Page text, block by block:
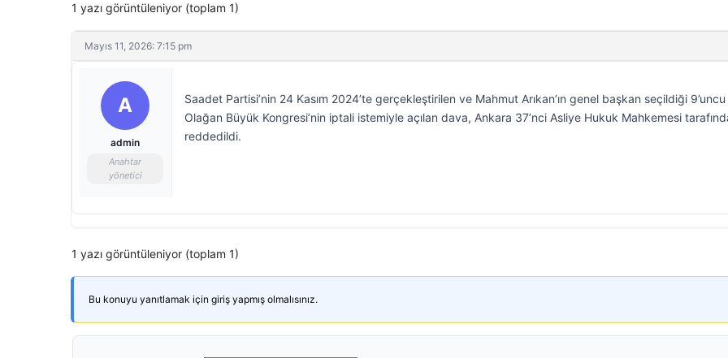
1 yazı görüntüleniyor (toplam 1)
Mayıs 11, 2026: 7:15 pm
A
admin
Anahtar
yönetici
Saadet Partisi’nin 24 Kasım 2024’te gerçekleştirilen ve Mahmut Arıkan’ın genel başkan seçildiği 9’uncu
Olağan Büyük Kongresi’nin iptali istemiyle açılan dava, Ankara 37’nci Asliye Hukuk Mahkemesi
reddedildi.
1 yazı görüntüleniyor (toplam 1)
Bu konuyu yanıtlamak için giriş yapmış olmalısınız.